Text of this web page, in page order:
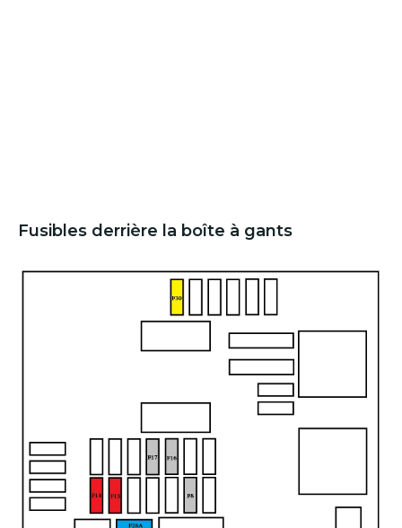
Fusibles derrière la boîte à gants